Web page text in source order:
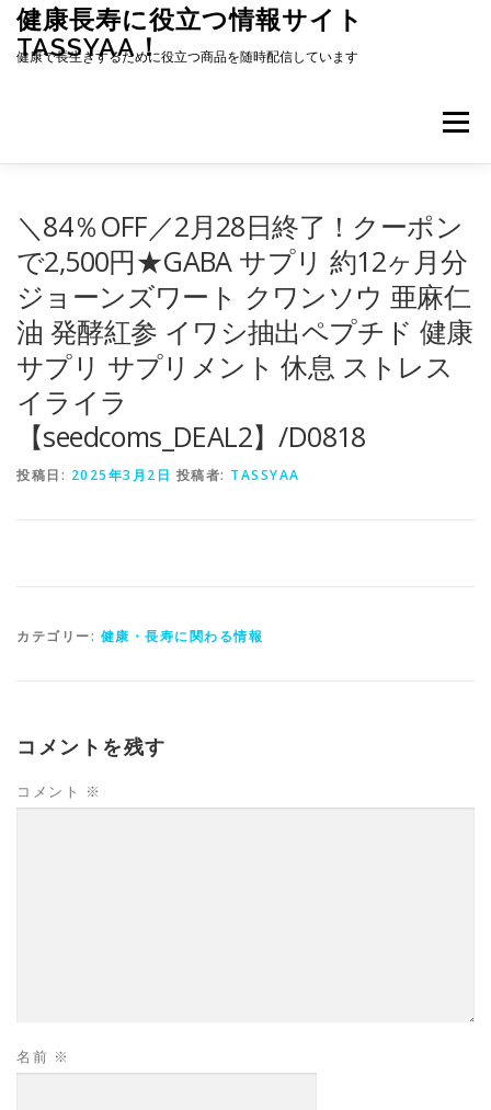
キ
健康長寿に役立つ情報サイト
TASSYAA！
健康で長生きするために役立つ商品を随時配信しています
メニュー
＼84％OFF／2月28日終了！クーポン
で2,500円★GABA サプリ 約12ヶ月分
ジョーンズワート クワンソウ 亜麻仁
油 発酵紅参 イワシ抽出ペプチド 健康
サプリ サプリメント 休息 ストレス
イライラ
【seedcoms_DEAL2】/D0818
投稿日: 2025年3月2日 投稿者: TASSYAA
カテゴリー: 健康・長寿に関わる情報
コメントを残す
コメント ※
名前 ※